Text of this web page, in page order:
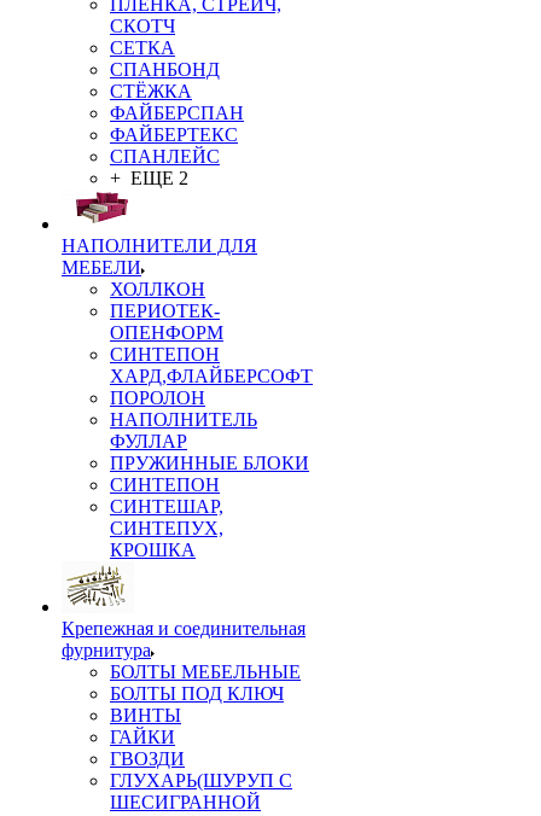
ПЛЁНКА, СТРЕЙЧ,
СКОТЧ
СЕТКА
СПАНБОНД
СТЁЖКА
ФАЙБЕРСПАН
ФАЙБЕРТЕКС
СПАНЛЕЙС
+ ЕЩЕ 2
НАПОЛНИТЕЛИ ДЛЯ
МЕБЕЛИ
ХОЛЛКОН
ПЕРИОТЕК-
ОПЕНФОРМ
СИНТЕПОН
ХАРД,ФЛАЙБЕРСОФТ
ПОРОЛОН
НАПОЛНИТЕЛЬ
ФУЛЛАР
ПРУЖИННЫЕ БЛОКИ
СИНТЕПОН
СИНТЕШАР,
СИНТЕПУХ,
КРОШКА
Крепежная и соединительная
фурнитура
БОЛТЫ МЕБЕЛЬНЫЕ
БОЛТЫ ПОД КЛЮЧ
ВИНТЫ
ГАЙКИ
ГВОЗДИ
ГЛУХАРЬ(ШУРУП С
ШЕСИГРАННОЙ